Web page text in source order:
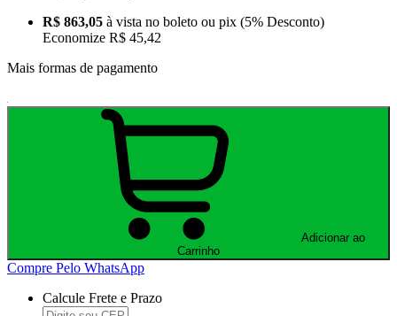
R$ 863,05 à vista no boleto ou pix (5% Desconto)
Economize R$ 45,42
Mais formas de pagamento
Carrinho
Compre Pelo WhatsApp
Calcule Frete e Prazo